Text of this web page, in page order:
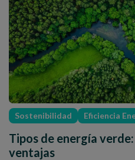
Sostenibilidad Eficiencia
Tipos de energía
ventajas